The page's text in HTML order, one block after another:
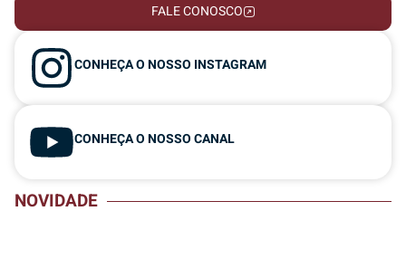
FALE CONOSCO
CONHEÇA O NOSSO INSTAGRAM
CONHEÇA O NOSSO CANAL
NOVIDADE